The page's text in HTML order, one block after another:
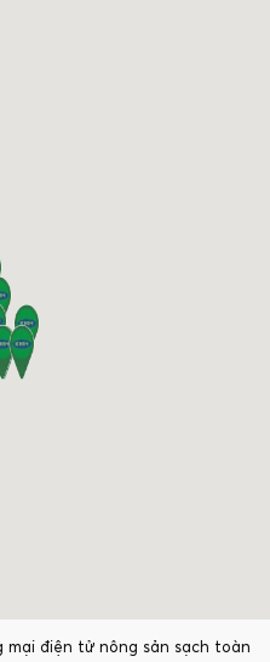
mại điện tử nông sản sạch toàn